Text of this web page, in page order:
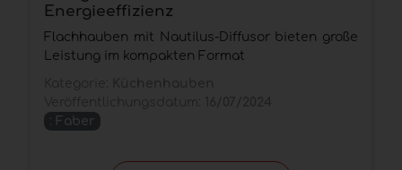
Energieeffizienz
Flachhauben mit Nautilus-Diffusor bieten große
Leistung im kompakten Format
: Faber